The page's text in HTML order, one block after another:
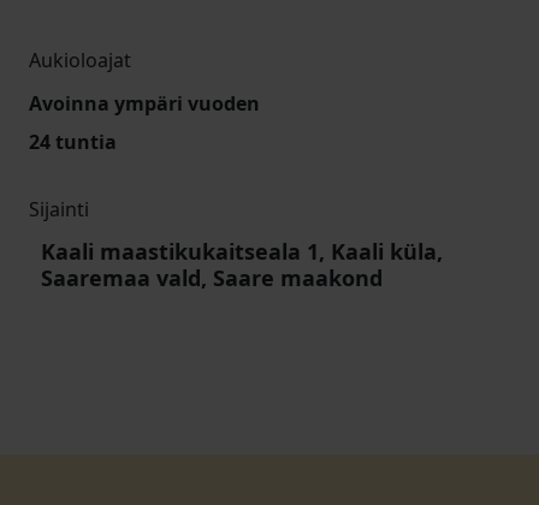
Aukioloajat
Avoinna ympäri vuoden
24 tuntia
Sijainti
Kaali maastikukaitseala 1, Kaali küla,
Saaremaa vald, Saare maakond